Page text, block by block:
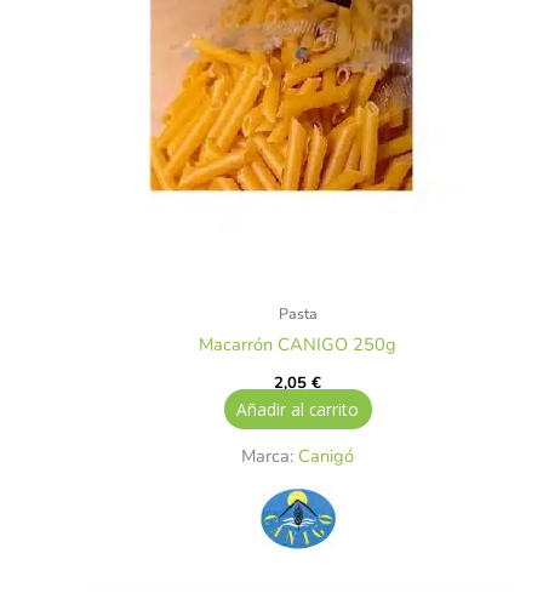
Pasta
Macarrón CANIGO 250g
2,05€
Añadir al carrito
Marca: Canigó